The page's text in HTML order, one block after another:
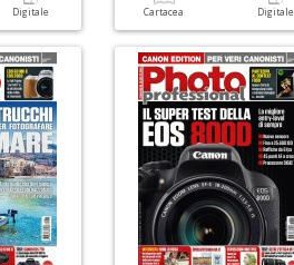
Digitale Cartacea Digitale